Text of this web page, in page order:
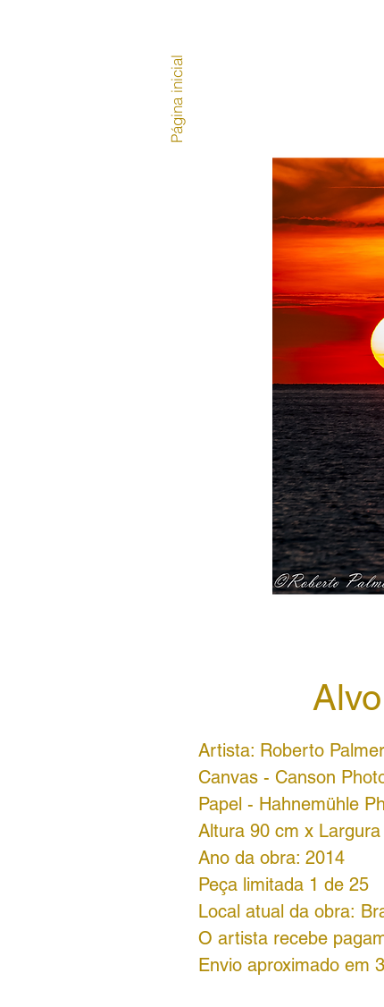
Artista: Roberto Palmer
Canvas - Canson
Papel - Hahnemühle
Altura 90 cm x
Ano da obra: 2014
Peça limitada 1 de 25
Local atual da obra:
O artista recebe
Envio aproximado em
Página inicial